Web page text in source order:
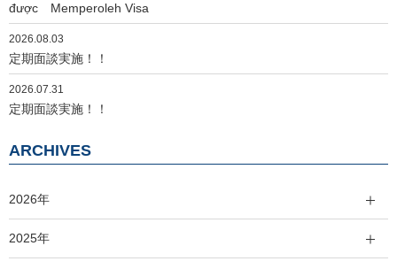
được Memperoleh Visa
2026.08.03
定期面談実施！！
2026.07.31
定期面談実施！！
ARCHIVES
2026年
2025年